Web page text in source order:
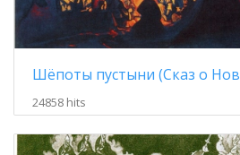
Шёпоты пустыни (Сказ о
24858 hits